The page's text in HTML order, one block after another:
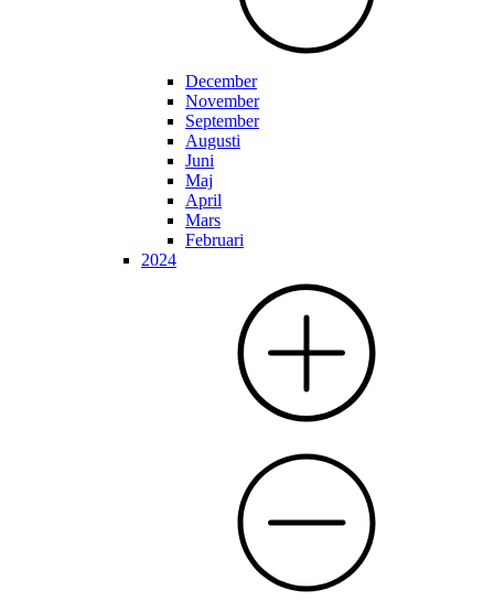
December
November
September
Augusti
Juni
Maj
April
Mars
Februari
2024